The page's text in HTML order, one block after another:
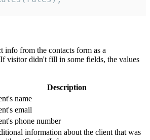
info from the contacts form as a
visitor didn't fill in some fields, the values
Description
name
email
phone number
information about the client that was